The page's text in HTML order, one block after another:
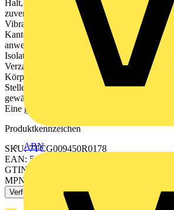
ABN
Halt, der am Markt zu finden ist. Der
zuverlässige Ty-Rap kann unter widrigsten
Vibrationen, Hitze oder Kälte eingesetzt
Kanten und Konturen des Kopfes und des
anwenderfreundliche Handhabung und
Isolation der Kabel und Leitungen durch
Verzahnungen beschädigt werden. Zudem
Körper ohne Rasterzähne oder Rillen die
Stellen. Die leichte Noppung auf der
gewährleistet einen festen Sitz des Binders
Eine große Auswahl an Zubehör ergänzt das
Produktkennzeichen
SKU: 7TCG009450R0178
EAN: 5414363065715
GTIN: 5414363065715
MPN: TY526MXR
Verfügbar: 3 Händler